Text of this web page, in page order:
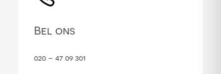
Bel ons
020 – 47 09 301